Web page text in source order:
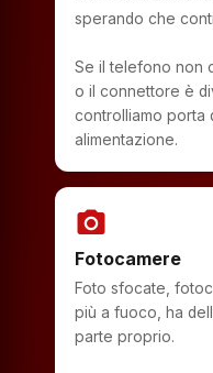
sperando che
Se il telefono non
o il connettore è
controlliamo porta
alimentazione.
photo_camera
Fotocamere
Foto sfocate,
più a fuoco, ha
parte proprio.